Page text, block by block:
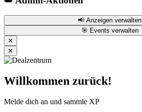
📢 Anzeigen verwalten
🎯 Events verwalten
✕
✕
Willkommen zurück!
Melde dich an und sammle XP